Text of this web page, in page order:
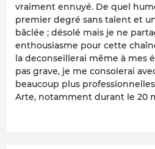
vraiment ennuyé. De quel
premier degré sans talent et
bâclée ; désolé mais je ne
enthousiasme pour cette
la deconseillerai même à mes
pas grave, je me consolerai
beaucoup plus
Arte, notamment durant le 20